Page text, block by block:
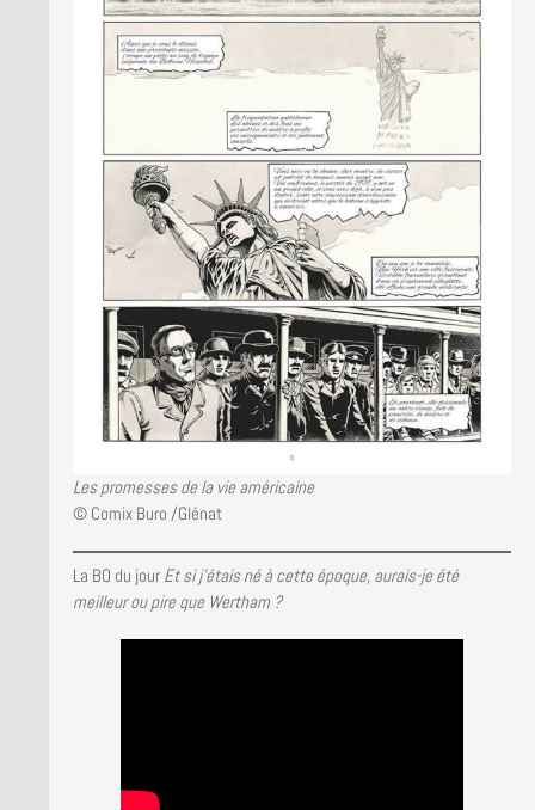
Les promesses de la vie américaine
© Comix Buro /Glénat
La BO du jour Et si j’étais né à cette époque, aurais-je été
meilleur ou pire que Wertham ?